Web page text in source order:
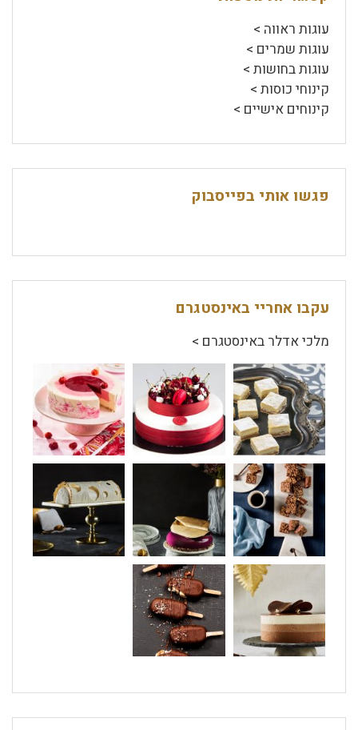
עוגות ראווה >
עוגות שמרים >
עוגות בחושות >
קינוחי כוסות >
קינוחים אישיים >
פגשו אותי בפייסבוק
עקבו אחריי באינסטגרם
מלכי אדלר באינסטגרם >